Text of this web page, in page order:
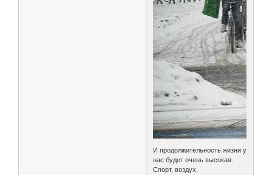
И продолжительность жизни у
нас будет очень высокая.
Спорт, воздух,